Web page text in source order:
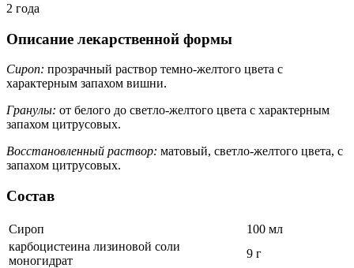
2 года
Описание лекарственной формы
Сироп: прозрачный раствор темно-желтого цвета с
характерным запахом вишни.
Гранулы: от белого до светло-желтого цвета с характерным
запахом цитрусовых.
Восстановленный раствор: матовый, светло-желтого цвета, с
запахом цитрусовых.
Состав
Сироп
100 мл
карбоцистеина лизиновой соли
моногидрат
9 г